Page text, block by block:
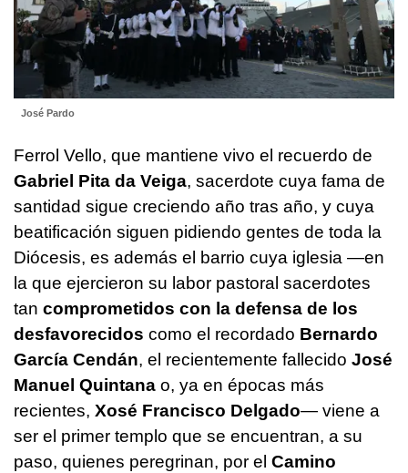
José Pardo
Ferrol Vello, que mantiene vivo el recuerdo de
Gabriel Pita da Veiga, sacerdote cuya fama de
santidad sigue creciendo año tras año, y cuya
beatificación siguen pidiendo gentes de toda la
Diócesis, es además el barrio cuya iglesia —en
la que ejercieron su labor pastoral sacerdotes
tan comprometidos con la defensa de los
desfavorecidos como el recordado Bernardo
García Cendán, el recientemente fallecido José
Manuel Quintana o, ya en épocas más
recientes, Xosé Francisco Delgado— viene a
ser el primer templo que se encuentran, a su
paso, quienes peregrinan, por el Camino